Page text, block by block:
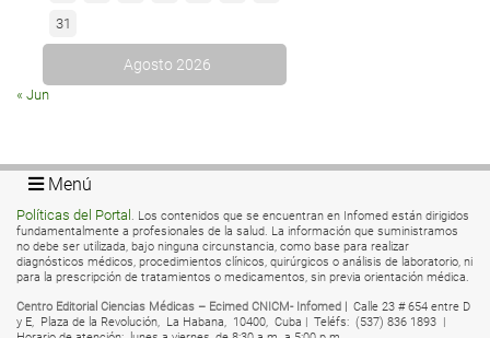
Agosto 2026
31
« Jun
Menú
Políticas del Portal . Los contenidos que se encuentran en Infomed están dirigidos
fundamentalmente a profesionales de la salud. La información que suministramos
no debe ser utilizada, bajo ninguna circunstancia, como base para realizar
diagnósticos médicos, procedimientos clínicos, quirúrgicos o análisis de laboratorio, ni
para la prescripción de tratamientos o medicamentos, sin previa orientación médica.
Centro Editorial Ciencias Médicas – Ecimed CNICM- Infomed | Calle 23 # 654 entre D
y E, Plaza de la Revolución, La Habana, 10400, Cuba | Teléfs: (537) 836 1893 |